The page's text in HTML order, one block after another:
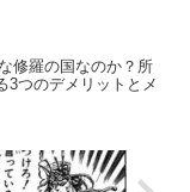
修羅の国なのか？所
3つのデメリットとメ